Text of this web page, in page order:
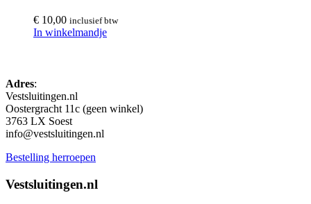
€ 10,00 inclusief btw
In winkelmandje
Adres:
Vestsluitingen.nl
Oostergracht 11c (geen winkel)
3763 LX Soest
info@vestsluitingen.nl
Bestelling herroepen
Vestsluitingen.nl